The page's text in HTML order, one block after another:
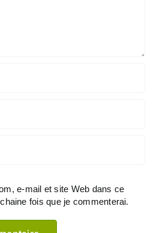
e-mail et site Web dans ce
fois que je commenterai.